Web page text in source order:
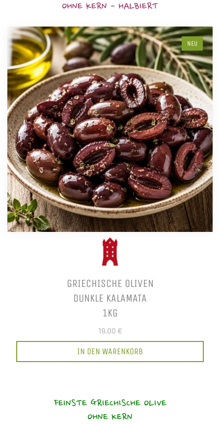
OHNE KERN - HALBIERT
NEU
GRIECHISCHE OLIVEN
DUNKLE KALAMATA
1KG
19,00 €
IN DEN WARENKORB
FEINSTE GRIECHISCHE OLIVE
OHNE KERN